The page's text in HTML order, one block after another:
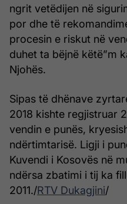
ngrit vetëdijen në
por dhe të
procesin e riskut në
duhet ta bëjnë këtë”m
Njohës.
Sipas të dhënave
2018 kishte regjistruar
vendin e punës,
ndërtimtarisë. Ligji i
Kuvendi i Kosovës në
ndërsa zbatimi i tij ka
2011./RTV Dukagjini/